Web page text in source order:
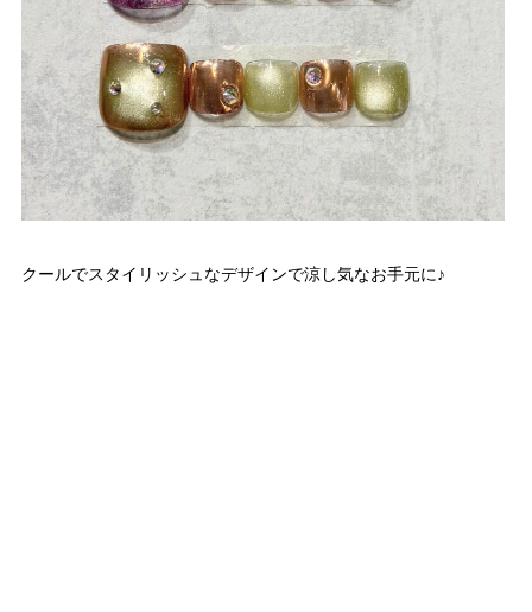
クールでスタイリッシュなデザインで涼し気なお手元に♪